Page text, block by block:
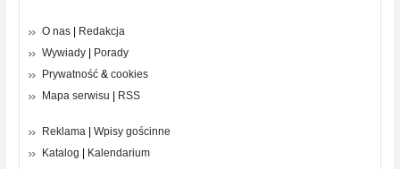
O nas | Redakcja
Wywiady | Porady
Prywatność & cookies
Mapa serwisu | RSS
Reklama | Wpisy gościnne
Katalog | Kalendarium